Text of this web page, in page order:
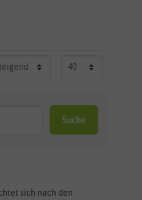
Suche
sich nach den